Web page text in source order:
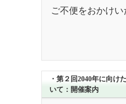
ご不便をおかけ
・第２回2040年に向
いて：開催案内